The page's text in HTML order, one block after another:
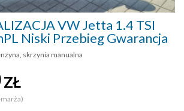
VW Jetta 1.4 TSI
Niski Przebieg Gwarancja
skrzynia manualna
ZŁ